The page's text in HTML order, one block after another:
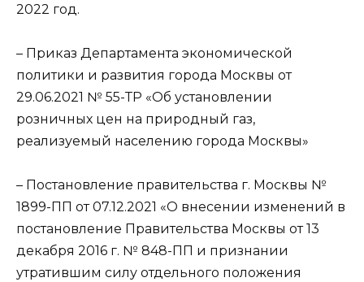
2022 год.
– Приказ Департамента экономической
политики и развития города Москвы от
29.06.2021 № 55-ТР «Об установлении
розничных цен на природный газ,
реализуемый населению города Москвы»
– Постановление правительства г. Москвы №
1899-ПП от 07.12.2021 «О внесении изменений в
постановление Правительства Москвы от 13
декабря 2016 г. № 848-ПП и признании
утратившим силу отдельного положения